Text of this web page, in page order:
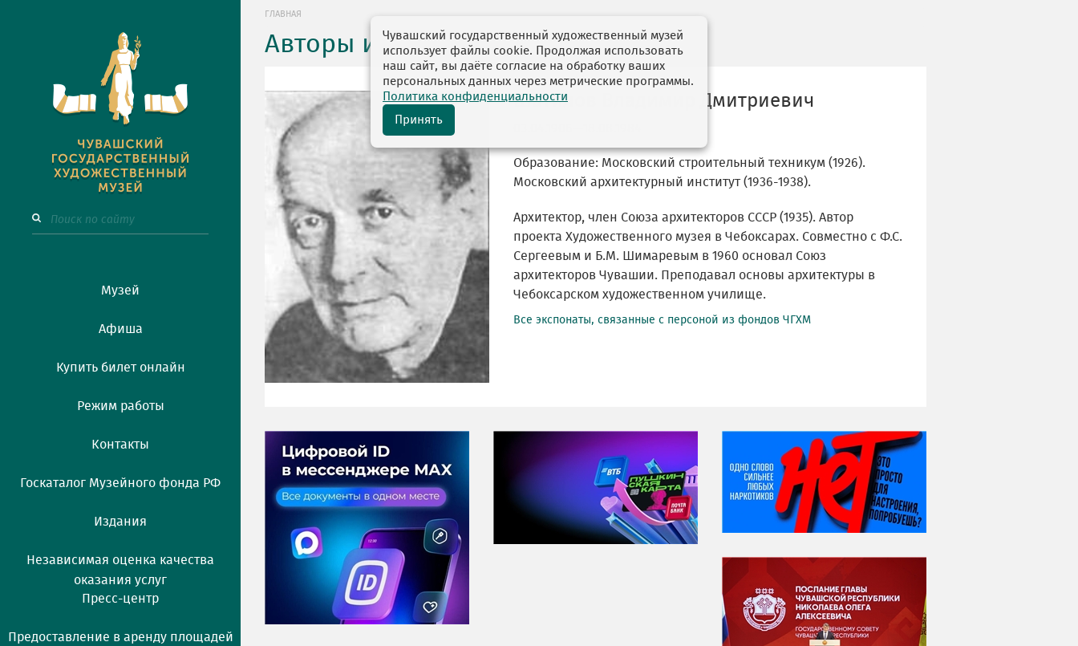
Музей
Афиша
Купить билет онлайн
Режим работы
Контакты
Госкаталог Музейного фонда РФ
Издания
Независимая оценка качества
оказания услуг
Пресс-центр
Предоставление в аренду площадей
ГЛАВНАЯ
Авторы и персоналии
Шатилов Владимир Дмитриевич
Образование: Московский строительный техникум (1926).
Московский архитектурный институт (1936-1938).
Архитектор, член Союза архитекторов СССР (1935). Автор
проекта Художественного музея в Чебоксарах. Совместно с Ф.С.
Сергеевым и Б.М. Шимаревым в 1960 основал Союз
архитекторов Чувашии. Преподавал основы архитектуры в
Чебоксарском художественном училище.
Все экспонаты, связанные с персоной из фондов ЧГХМ
НИ ДНЯ БЕЗ ДАТЫ...
07 августа
Я встретил вас – и
всё былое...
Чувашский государственный художественный музей
использует файлы cookie. Продолжая использовать
наш сайт, вы даёте согласие на обработку ваших
персональных данных через метрические программы.
Политика конфиденциальности
Принять